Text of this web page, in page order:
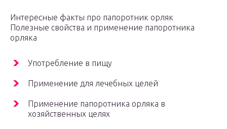
Интересные факты про папоротник орляк
Полезные свойства и применение папоротника
орляка
Употребление в пищу
Применение для лечебных целей
Применение папоротника орляка в
хозяйственных целях